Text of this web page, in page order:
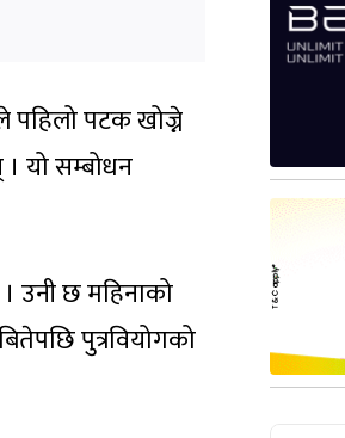
पटक खोज्ने
यो सम्बोधन
उनी छ महिनाको
पुत्रवियोगको